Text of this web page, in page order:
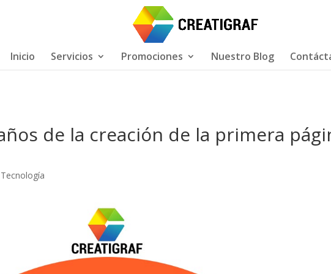
Inicio Servicios Promociones Nuestro Blog
de la creación de la primera
Tecnología